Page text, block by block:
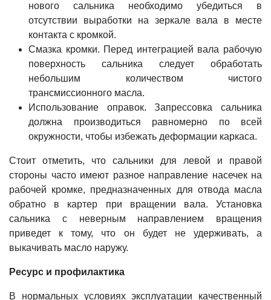
нового сальника необходимо убедиться в
отсутствии выработки на зеркале вала в месте
контакта с кромкой.
Смазка кромки. Перед интеграцией вала рабочую
поверхность сальника следует обработать
небольшим количеством чистого
трансмиссионного масла.
Использование оправок. Запрессовка сальника
должна производиться равномерно по всей
окружности, чтобы избежать деформации каркаса.
Стоит отметить, что сальники для левой и правой
стороны часто имеют разное направление насечек на
рабочей кромке, предназначенных для отвода масла
обратно в картер при вращении вала. Установка
сальника с неверным направлением вращения
приведет к тому, что он будет не удерживать, а
выкачивать масло наружу.
Ресурс и профилактика
В нормальных условиях эксплуатации качественный